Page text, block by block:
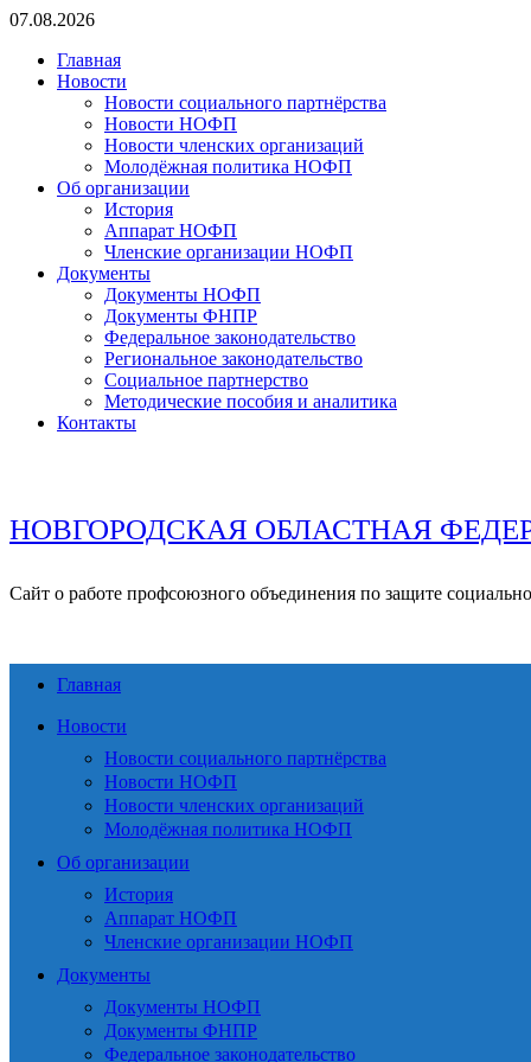
Перейти
содержимому
07.08.2026
Главная
Новости
Новости социального партнёрства
Новости НОФП
Новости членских организаций
Молодёжная политика НОФП
Об организации
История
Аппарат НОФП
Членские организации НОФП
Документы
Документы НОФП
Документы ФНПР
Федеральное законодательство
Региональное законодательство
Социальное партнерство
Методические пособия и аналитика
Контакты
НОВГОРОДСКАЯ ОБЛАСТНАЯ
Сайт о работе профсоюзного объединения по защите
Главная
Новости
Новости социального партнёрства
Новости НОФП
Новости членских организаций
Молодёжная политика НОФП
Об организации
История
Аппарат НОФП
Членские организации НОФП
Документы
Документы НОФП
Документы ФНПР
Федеральное законодательство